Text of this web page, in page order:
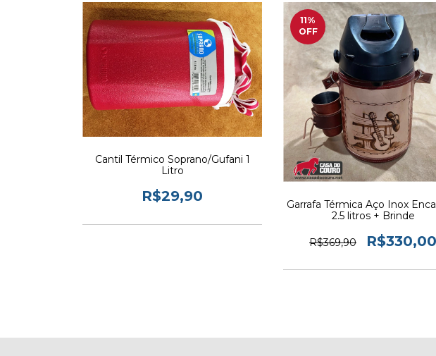
Cantil Térmico Soprano/Gufani 1
Litro
R$29,90
11%
OFF
Garrafa Térmica Aço Inox
2.5 litros + Brinde
R$369,90 R$330,00